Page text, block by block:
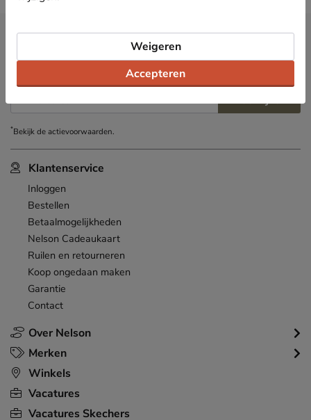
Over Nelson
Klantenservice
Inloggen
Bestellen
Betaalmogelijkheden
Nelson Cadeaukaart
Ruilen en retourneren
Koop ongedaan maken
Garantie
Contact
Merken
Winkels
Vacatures
Vacatures Skechers
Nieuwsbrief
Ontvang € 10,- welkomstkorting*en blijf op de hoogte van leuke
E-mailadres Inschrijven
*Bekijk deactievoorwaarden.
Accepteren
Weigeren